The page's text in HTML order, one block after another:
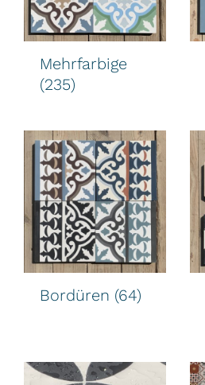
Mehrfarbige
(235)
Bordüren (64)